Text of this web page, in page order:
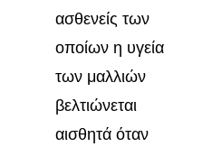
ασθενείς των
οποίων η υγεία
των μαλλιών
βελτιώνεται
αισθητά όταν